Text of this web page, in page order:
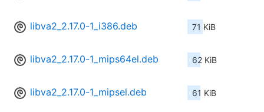
libva2_2.17.0-1_i386.deb 71 KiB
libva2_2.17.0-1_mips64el.deb 62 KiB
libva2_2.17.0-1_mipsel.deb 61 KiB